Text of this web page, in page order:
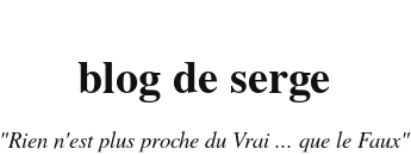
blog de serge
"Rien n'est plus proche du Vrai ... que le Faux"